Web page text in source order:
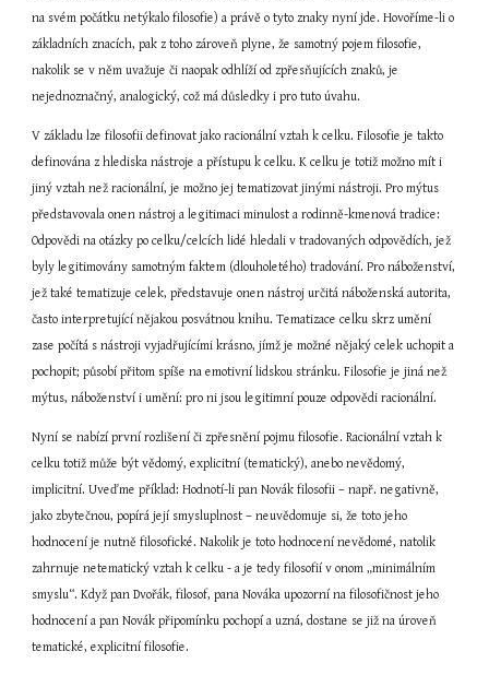
na svém počátku netýkalo filosofie) a právě o tyto znaky nyní jde. Hovoříme-li o
základních znacích, pak z toho zároveň plyne, že samotný pojem filosofie,
nakolik se v něm uvažuje či naopak odhlíží od zpřesňujících znaků, je
nejednoznačný, analogický, což má důsledky i pro tuto úvahu.
V základu lze filosofii definovat jako racionální vztah k celku. Filosofie je takto
definována z hlediska nástroje a přístupu k celku. K celku je totiž možno mít i
jiný vztah než racionální, je možno jej tematizovat jinými nástroji. Pro mýtus
představovala onen nástroj a legitimaci minulost a rodinně-kmenová tradice:
Odpovědi na otázky po celku/celcích lidé hledali v tradovaných odpovědích, jež
byly legitimovány samotným faktem (dlouholetého) tradování. Pro náboženství,
jež také tematizuje celek, představuje onen nástroj určitá náboženská autorita,
často interpretující nějakou posvátnou knihu. Tematizace celku skrz umění
zase počítá s nástroji vyjadřujícími krásno, jímž je možné nějaký celek uchopit a
pochopit; působí přitom spíše na emotivní lidskou stránku. Filosofie je jiná než
mýtus, náboženství i umění: pro ni jsou legitimní pouze odpovědi racionální.
Nyní se nabízí první rozlišení či zpřesnění pojmu filosofie. Racionální vztah k
celku totiž může být vědomý, explicitní (tematický), anebo nevědomý,
implicitní. Uveďme příklad: Hodnotí-li pan Novák filosofii – např. negativně,
jako zbytečnou, popírá její smysluplnost – neuvědomuje si, že toto jeho
hodnocení je nutně filosofické. Nakolik je toto hodnocení nevědomé, natolik
zahrnuje netematický vztah k celku - a je tedy filosofií v onom „minimálním
smyslu“. Když pan Dvořák, filosof, pana Nováka upozorní na filosofičnost jeho
hodnocení a pan Novák připomínku pochopí a uzná, dostane se již na úroveň
tematické, explicitní filosofie.